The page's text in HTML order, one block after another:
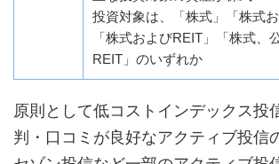
投資対象は、「株式」「株式お
「株式およびREIT」「株式、
REIT」のいずれか
原則として低コストインデックス投
判・口コミが良好なアクティブ投信